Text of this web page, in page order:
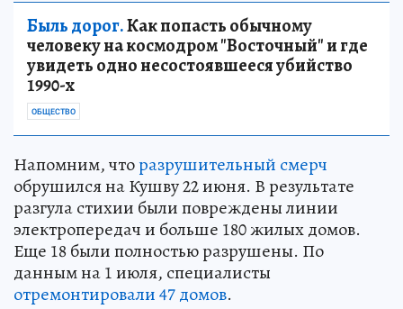
Быль дорог.Как попасть обычному
человеку на космодром "Восточный" и где
увидеть одно несостоявшееся убийство
1990-х
ОБЩЕСТВО
Напомним, чторазрушительный смерч
обрушился на Кушву 22 июня. В результате
разгула стихии были повреждены линии
электропередач и больше 180 жилых домов.
Еще 18 были полностью разрушены. По
данным на 1 июля, специалисты
отремонтировали 47 домов.